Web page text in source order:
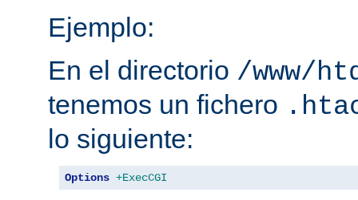
Ejemplo:
En el directorio /www/
tenemos un fichero
lo siguiente:
Options +ExecCGI